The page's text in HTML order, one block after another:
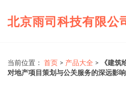
北京雨司科技有限公
当前位置： 首页 > 产品大全 >
《建
对地产项目策划与公关服务的深远影响